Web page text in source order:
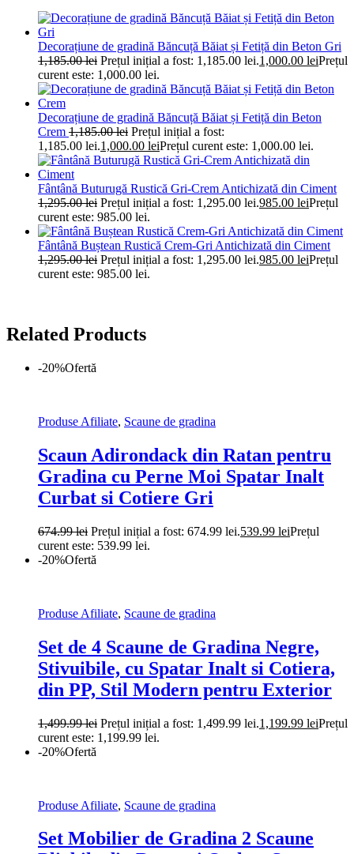
Decorațiune de gradină Băncuță Băiat și Fetiță din Beton Gri
1,185.00lei Prețul inițial a fost: 1,185.00 lei.1,000.00 leiPrețul
curent este: 1,000.00 lei.
Decorațiune de gradină Băncuță Băiat și Fetiță din Beton
Crem 1,185.00lei Prețul inițial a fost:
1,185.00 lei.1,000.00 leiPrețul curent este: 1,000.00 lei.
Fântână Buturugă Rustică Gri-Crem Antichizată din Ciment
1,295.00lei Prețul inițial a fost: 1,295.00 lei.985.00 leiPrețul
curent este: 985.00 lei.
Fântână Buștean Rustică Crem-Gri Antichizată din Ciment
1,295.00lei Prețul inițial a fost: 1,295.00 lei.985.00 leiPrețul
curent este: 985.00 lei.
Related Products
-20%Ofertă
Produse Afiliate, Scaune de gradina
Scaun Adirondack din Ratan pentru
Gradina cu Perne Moi Spatar Inalt
Curbat si Cotiere Gri
674.99lei Prețul inițial a fost: 674.99 lei.539.99 leiPrețul
curent este: 539.99 lei.
-20%Ofertă
Produse Afiliate, Scaune de gradina
Set de 4 Scaune de Gradina Negre,
Stivuibile, cu Spatar Inalt si Cotiera,
din PP, Stil Modern pentru Exterior
1,499.99lei Prețul inițial a fost: 1,499.99 lei.1,199.99 leiPrețul
curent este: 1,199.99 lei.
-20%Ofertă
Produse Afiliate, Scaune de gradina
Set Mobilier de Gradina 2 Scaune